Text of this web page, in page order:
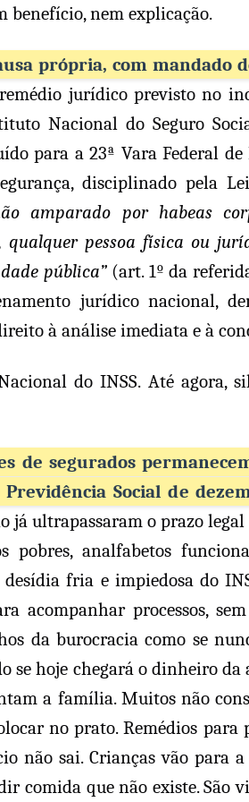
benefício, nem explicação.
própria, com mandado
jurídico previsto no
Nacional do Seguro
para a 23ª Vara Federal
disciplinado pela
amparado por habeas
qualquer pessoa física ou
pública” (art. 1º da
jurídico nacional,
à análise imediata e à
do INSS. Até agora,
de segurados
Social de
já ultrapassaram o prazo
analfabetos
fria e impiedosa do
acompanhar processos,
da burocracia como se
se hoje chegará o dinheiro
a família. Muitos não
no prato. Remédios para
não sai. Crianças vão para a
comida que não existe. São